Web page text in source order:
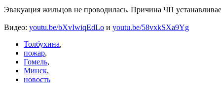
Эвакуация жильцов не проводилась. Причина ЧП
Видео: youtu.be/bXvIwiqEdLo и youtu.be/58vxkSXa9Yg
Толбухина,
пожар,
Гомель,
Минск,
новость